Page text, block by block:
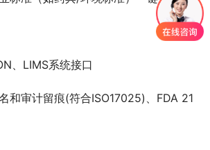
、LIMS系统接口
和审计留痕(符合ISO17025)、FDA 21